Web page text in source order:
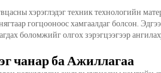
хэрэглэдэг техник технологийн
нягтаар гогцооноос хамгаалдаг болсон.
боломжийг олгох зэрэгцээгээр
чанар ба Ажиллагаа